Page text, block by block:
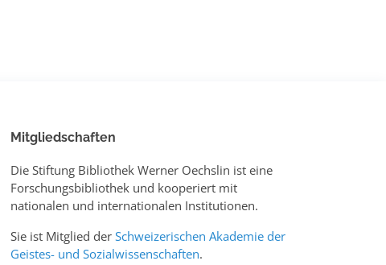
Mitgliedschaften
Die Stiftung Bibliothek Werner Oechslin ist eine
Forschungsbibliothek und kooperiert mit
nationalen und internationalen Institutionen.
Sie ist Mitglied der Schweizerischen Akademie der
Geistes- und Sozialwissenschaften.